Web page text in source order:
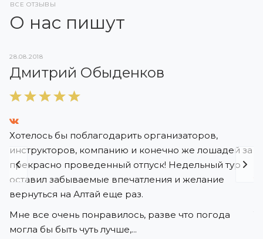
ВСЕ ОТЗЫВЫ
О нас пишут
28.08.2018
Дмитрий Обыденков
Хотелось бы поблагодарить организаторов,
инструкторов, компанию и конечно же лошадей за
прекрасно проведенный отпуск! Недельный тур
оставил забываемые впечатления и желание
вернуться на Алтай еще раз.
Мне все очень понравилось, разве что погода
могла бы быть чуть лучше,...